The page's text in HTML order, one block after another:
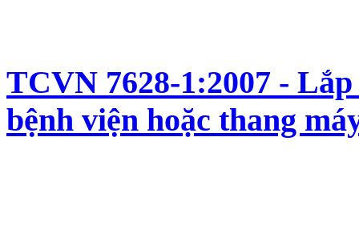
TCVN 7628-1:2007 -
bệnh viện hoặc thang